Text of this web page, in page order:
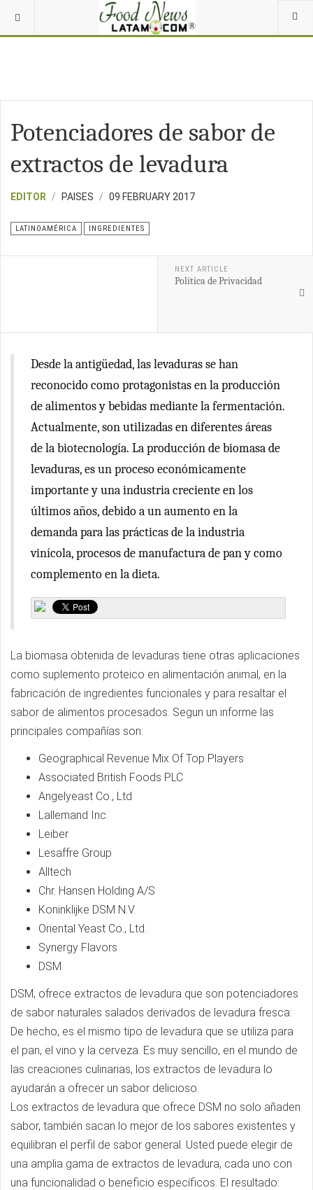
Potenciadores de sabor de
extractos de levadura
EDITOR PAISES 09 FEBRUARY 2017
LATINOAMÉRICA INGREDIENTES
NEXT ARTICLE
Política de Privacidad
Desde la antigüedad, las levaduras se han
reconocido como protagonistas en la producción
de alimentos y bebidas mediante la fermentación.
Actualmente, son utilizadas en diferentes áreas
de la biotecnología. La producción de biomasa de
levaduras, es un proceso económicamente
importante y una industria creciente en los
últimos años, debido a un aumento en la
demanda para las prácticas de la industria
vinícola, procesos de manufactura de pan y como
complemento en la dieta.
La biomasa obtenida de levaduras tiene otras aplicaciones
como suplemento proteico en alimentación animal, en la
fabricación de ingredientes funcionales y para resaltar el
sabor de alimentos procesados. Segun un informe las
principales compañías son:
Geographical Revenue Mix Of Top Players
Associated British Foods PLC
Angelyeast Co., Ltd
Lallemand Inc.
Leiber
Lesaffre Group
Alltech
Chr. Hansen Holding A/S
Koninklijke DSM N.V.
Oriental Yeast Co., Ltd.
Synergy Flavors
DSM
DSM, ofrece extractos de levadura que son potenciadores
de sabor naturales salados derivados de levadura fresca:
De hecho, es el mismo tipo de levadura que se utiliza para
el pan, el vino y la cerveza. Es muy sencillo, en el mundo de
las creaciones culinarias, los extractos de levadura lo
ayudarán a ofrecer un sabor delicioso.
Los extractos de levadura que ofrece DSM no solo añaden
sabor, también sacan lo mejor de los sabores existentes y
equilibran el perfil de sabor general. Usted puede elegir de
una amplia gama de extractos de levadura, cada uno con
una funcionalidad o beneficio específicos. El resultado: